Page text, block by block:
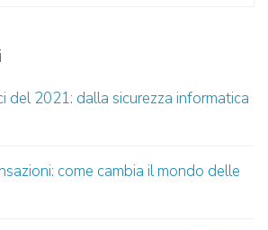
del 2021: dalla sicurezza informatica
come cambia il mondo delle